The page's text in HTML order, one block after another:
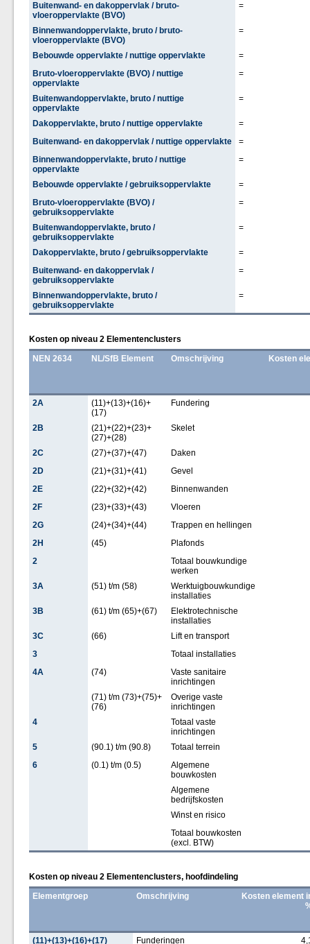
Buitenwand- en dakoppervlak / bruto-
vloeroppervlakte (BVO)
=
Binnenwandoppervlakte, bruto / bruto-
vloeroppervlakte (BVO)
=
Bebouwde oppervlakte / nuttige oppervlakte
=
Bruto-vloeroppervlakte (BVO) / nuttige
oppervlakte
=
Buitenwandoppervlakte, bruto / nuttige
oppervlakte
=
Dakoppervlakte, bruto / nuttige oppervlakte
=
Buitenwand- en dakoppervlak / nuttige oppervlakte
=
Binnenwandoppervlakte, bruto / nuttige
oppervlakte
=
Bebouwde oppervlakte / gebruiksoppervlakte
=
Bruto-vloeroppervlakte (BVO) /
gebruiksoppervlakte
=
Buitenwandoppervlakte, bruto /
gebruiksoppervlakte
=
Dakoppervlakte, bruto / gebruiksoppervlakte
=
Buitenwand- en dakoppervlak /
gebruiksoppervlakte
=
Binnenwandoppervlakte, bruto /
gebruiksoppervlakte
=
Kosten op niveau 2 Elementenclusters
NEN 2634
NL/SfB Element Omschrijving Kosten
2A
(11)+(13)+(16)+
(17)
Fundering
2B
(21)+(22)+(23)+
(27)+(28)
Skelet
2C (27)+(37)+(47)
Daken
2D
(21)+(31)+(41)
Gevel
2E
(22)+(32)+(42)
Binnenwanden
2F
(23)+(33)+(43)
Vloeren
2G
(24)+(34)+(44)
Trappen en hellingen
2H
(45)
Plafonds
2
Totaal bouwkundige
werken
3A
(51) t/m (58)
Werktuigbouwkundige
installaties
3B
(61) t/m (65)+(67)
Elektrotechnische
installaties
3C
(66)
Lift en transport
3
Totaal installaties
4A
(74)
Vaste sanitaire
inrichtingen
(71) t/m (73)+(75)+
(76)
Overige vaste
inrichtingen
4
Totaal vaste
inrichtingen
5
(90.1) t/m (90.8)
Totaal terrein
6
(0.1) t/m (0.5)
Algemene
bouwkosten
Algemene
bedrijfskosten
Winst en risico
Totaal bouwkosten
(excl. BTW)
Kosten op niveau 2 Elementenclusters, hoofdindeling
Elementgroep
Omschrijving
Kosten element
(11)+(13)+(16)+(17) Funderingen